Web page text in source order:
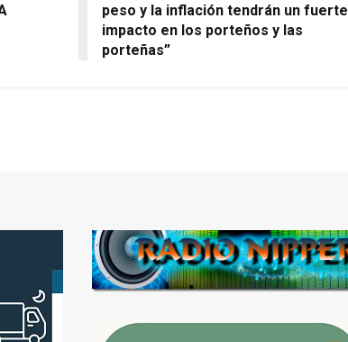
peso y la inflación tendrán un fuerte
impacto en los porteños y las
porteñas”